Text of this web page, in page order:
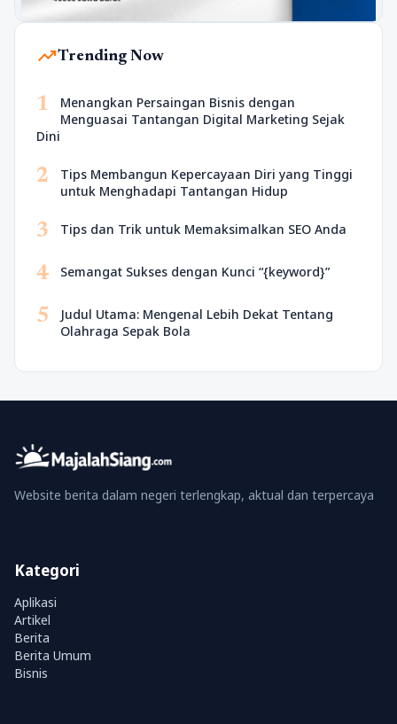
trending_upTrending Now
1
Menangkan Persaingan Bisnis dengan
Menguasai Tantangan Digital Marketing Sejak
Dini
2
Tips Membangun Kepercayaan Diri yang Tinggi
untuk Menghadapi Tantangan Hidup
3 Tips dan Trik untuk Memaksimalkan SEO Anda
4 Semangat Sukses dengan Kunci “{keyword}”
5
Judul Utama: Mengenal Lebih Dekat Tentang
Olahraga Sepak Bola
Website berita dalam negeri terlengkap, aktual dan terpercaya
Kategori
Aplikasi
Artikel
Berita
Berita Umum
Bisnis